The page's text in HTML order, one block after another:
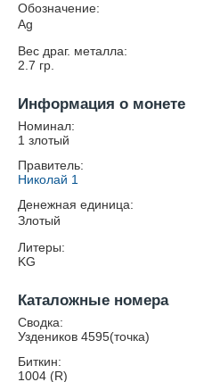
Обозначение:
Ag
Вес драг. металла:
2.7 гр.
Информация о монете
Номинал:
1 злотый
Правитель:
Николай 1
Денежная единица:
Злотый
Литеры:
KG
Каталожные номера
Сводка:
Уздеников 4595(точка)
Биткин:
1004 (R)